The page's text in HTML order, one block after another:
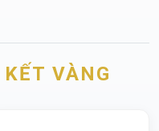
VÀNG